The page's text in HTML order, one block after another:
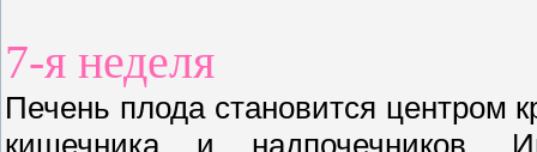
7-я неделя
Печень плода становится центром
кишечника и надпочечников.